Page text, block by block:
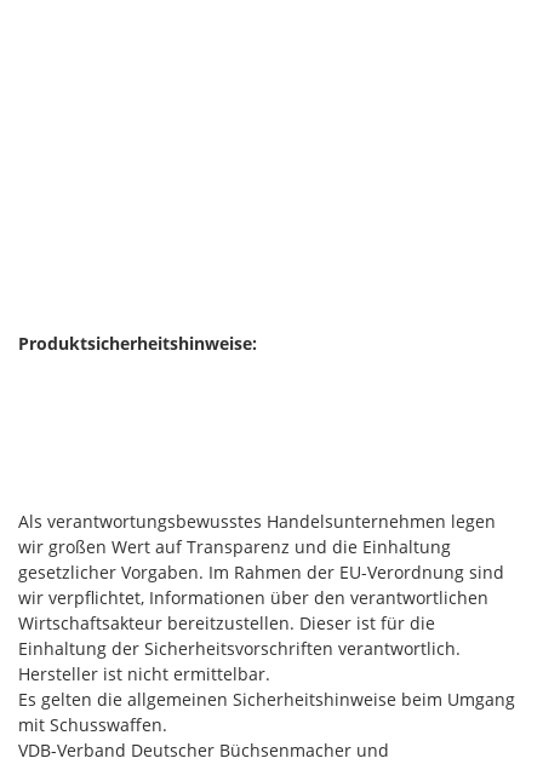
Produktsicherheitshinweise:
Als verantwortungsbewusstes Handelsunternehmen legen
wir großen Wert auf Transparenz und die Einhaltung
gesetzlicher Vorgaben. Im Rahmen der EU-Verordnung sind
wir verpflichtet, Informationen über den verantwortlichen
Wirtschaftsakteur bereitzustellen. Dieser ist für die
Einhaltung der Sicherheitsvorschriften verantwortlich.
Hersteller ist nicht ermittelbar.
Es gelten die allgemeinen Sicherheitshinweise beim Umgang
mit Schusswaffen.
VDB-Verband Deutscher Büchsenmacher und